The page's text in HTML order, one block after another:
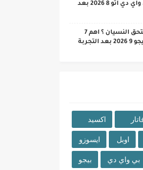
اهم 7 مميزات وعيوب بي واي دي اتو 8 2026 بعد
تستاهل التجربة ولا تستحق النسيان ؟ اهم 7
اكسيد
اوبل ايسوزو
بي واي دي بيجو